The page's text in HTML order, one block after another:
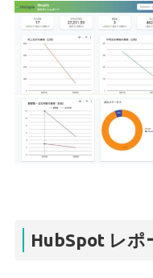
HubSpot レポ